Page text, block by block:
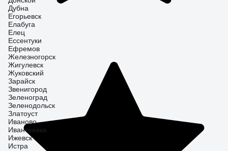
Дубна
Егорьевск
Елабуга
Елец
Ессентуки
Ефремов
Железногорск
Жигулевск
Жуковский
Зарайск
Звенигород
Зеленоград
Зеленодольск
Златоуст
Иваново
Ивантеевка
Ижевск
Истра